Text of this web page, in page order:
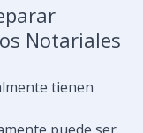
Notariales
tienen